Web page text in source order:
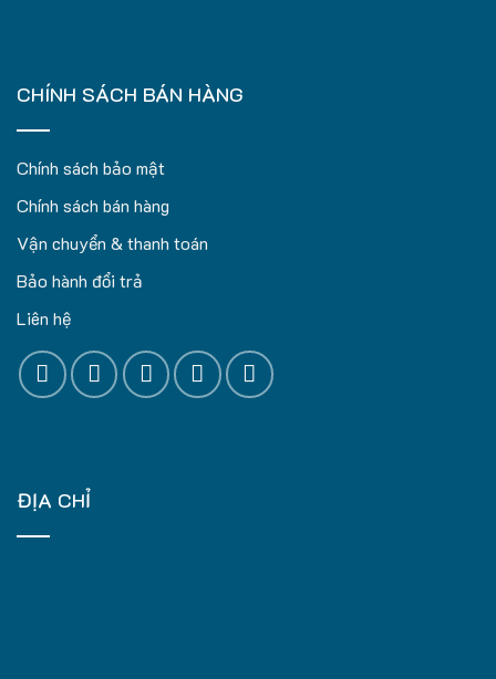
CHÍNH SÁCH BÁN HÀNG
Chính sách bảo mật
Chính sách bán hàng
Vận chuyển & thanh toán
Bảo hành đổi trả
Liên hệ
ĐỊA CHỈ